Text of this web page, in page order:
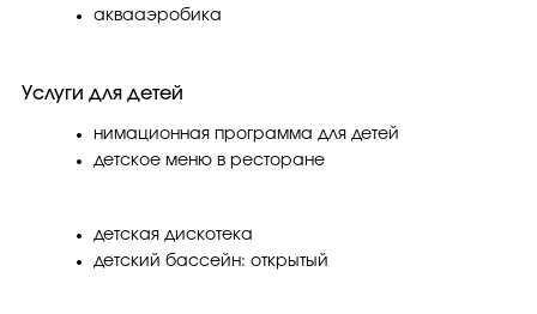
аквааэробика
Услуги для детей
нимационная программа для детей
детское меню в ресторане
детская дискотека
детский бассейн: открытый